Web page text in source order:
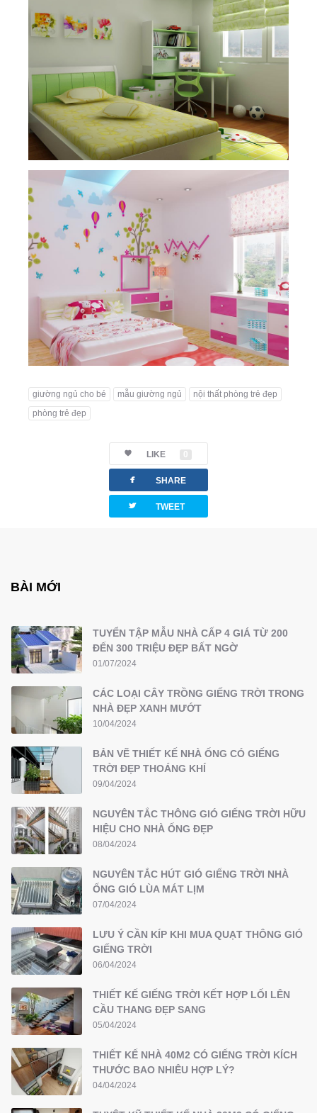
giường ngủ cho bé mẫu giường ngủ
nội thất phòng trẻ đẹp
phòng trẻ đẹp
LIKE 0
facebook SHARE
twitterbird TWEET
BÀI MỚI
TUYỂN TẬP MẪU NHÀ CẤP 4 GIÁ TỪ 200
ĐẾN 300 TRIỆU ĐẸP BẤT NGỜ
01/07/2024
CÁC LOẠI CÂY TRỒNG GIẾNG TRỜI TRONG
NHÀ ĐẸP XANH MƯỚT
10/04/2024
BẢN VẼ THIẾT KẾ NHÀ ỐNG CÓ GIẾNG
TRỜI ĐẸP THOÁNG KHÍ
09/04/2024
NGUYÊN TẮC THÔNG GIÓ GIẾNG TRỜI HỮU
HIỆU CHO NHÀ ỐNG ĐẸP
08/04/2024
NGUYÊN TẮC HÚT GIÓ GIẾNG TRỜI NHÀ
ỐNG GIÓ LÙA MÁT LỊM
07/04/2024
LƯU Ý CẦN KÍP KHI MUA QUẠT THÔNG GIÓ
GIẾNG TRỜI
06/04/2024
THIẾT KẾ GIẾNG TRỜI KẾT HỢP LỐI LÊN
CẦU THANG ĐẸP SANG
05/04/2024
THIẾT KẾ NHÀ 40M2 CÓ GIẾNG TRỜI KÍCH
THƯỚC BAO NHIÊU HỢP LÝ?
04/04/2024